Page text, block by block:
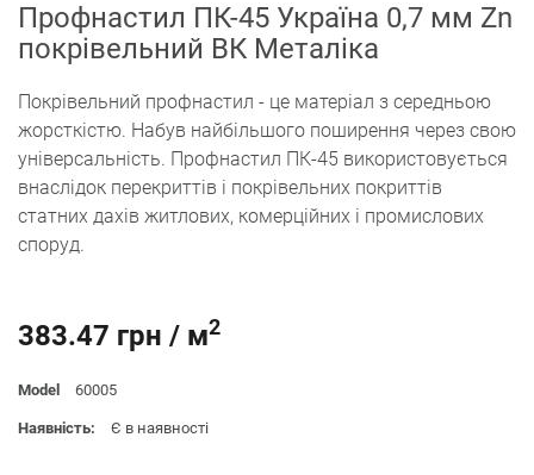
Профнастил ПК-45 Україна 0,7 мм Zn
покрівельний ВК Металіка
Покрівельний профнастил - це матеріал з середньою
жорсткістю. Набув найбільшого поширення через свою
універсальність. Профнастил ПК-45 використовується
внаслідок перекриттів і покрівельних покриттів
статних дахів житлових, комерційних і промислових
споруд.
383.47 грн / м2
Model 60005
Наявність: Є в наявності